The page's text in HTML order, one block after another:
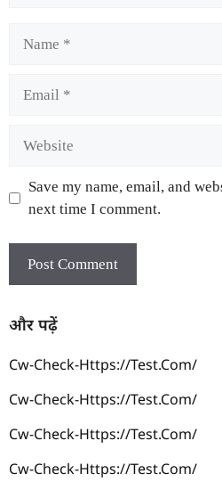
Save my name, email, and
next time I comment.
और पढ़ें
Cw-Check-Https://test.com/
Cw-Check-Https://test.com/
Cw-Check-Https://test.com/
Cw-Check-Https://test.com/